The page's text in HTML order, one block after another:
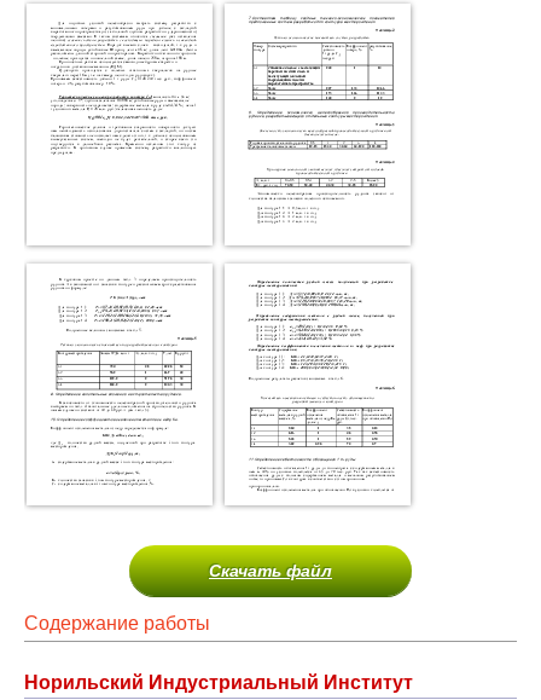
Скачать файл
Содержание работы
Норильский Индустриальный Институт